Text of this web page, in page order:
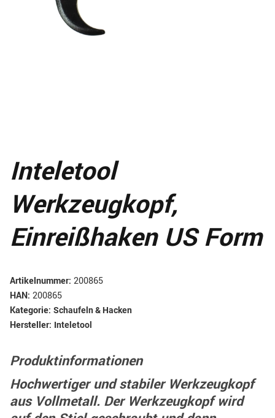
Inteletool
Werkzeugkopf,
Einreißhaken US Form
Artikelnummer: 200865
HAN: 200865
Kategorie: Schaufeln & Hacken
Hersteller: Inteletool
Produktinformationen
Hochwertiger und stabiler Werkzeugkopf
aus Vollmetall. Der Werkzeugkopf wird